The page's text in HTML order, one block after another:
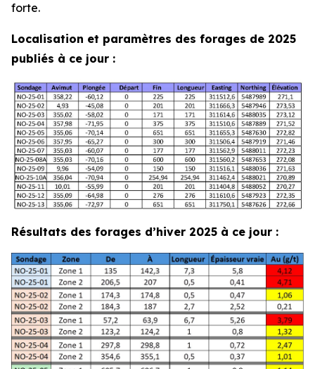
forte.
Localisation et paramètres des forages de 2025
publiés à ce jour :
Résultats des forages d’hiver 2025 à ce jour :